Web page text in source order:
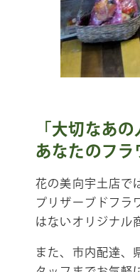
「大切なあ
あなたのフラ
花の美向宇土店で
プリザーブドフラ
はないオリジナル
また、市内配達、